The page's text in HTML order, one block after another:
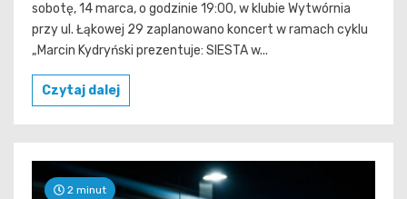
sobotę, 14 marca, o godzinie 19:00, w klubie Wytwórnia
przy ul. Łąkowej 29 zaplanowano koncert w ramach cyklu
„Marcin Kydryński prezentuje: SIESTA w...
Czytaj dalej
2 minut